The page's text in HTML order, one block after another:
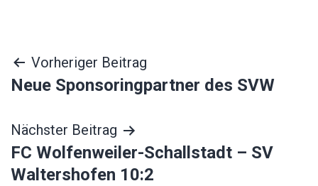
Beitragsnavigation
Vorheriger Beitrag
Neue Sponsoringpartner des SVW
Nächster Beitrag
FC Wolfenweiler-Schallstadt – SV
Waltershofen 10:2